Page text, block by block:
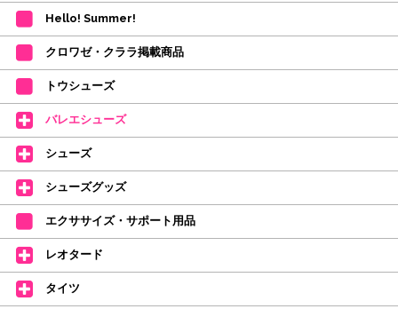
も、商品の確保はされておりません。
ご注文商品が在庫切れの場合は、上記お目安の頃にご連絡させていただき
ます。
カード決済をされたお客様は決済金額の変更をさせていただきます。
【ミルバ×たけいみき】オリジナルタオルが新登場!
レッスンのお供にはもちろん、毎日の持ち歩きやギフトにもぴったりのミル
バオリジナルタオルです。
たけいみきさんが描く「夢かわいい」バレエイラストが、そのままタオルに
なりました。
デラロミラノ2026コレクションの販売を開始しました☆
↑ご購入頂いたお客様に、デラロミラノのロゴ入りボールペンをプレゼント
中。
(お一人様1本限りになります)
価格改定のお知らせ
2026年4月1日よりシューズ全般、衣類など商品を値上げしました。
Hello! Summer!
クロワゼ・クララ掲載商品
トウシューズ
バレエシューズ
シューズ
シューズグッズ
エクササイズ・サポート用品
レオタード
タイツ